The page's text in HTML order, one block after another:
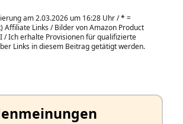
am 2.03.2026 um 16:28 Uhr /* =
Affiliate Links / Bilder von Amazon Product
/ Ich erhalte Provisionen für qualifizierte
Links in diesem Beitrag getätigt werden.